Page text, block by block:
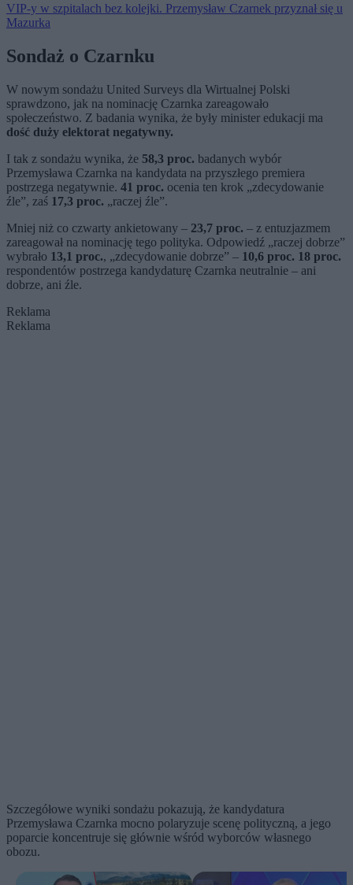
VIP-y w szpitalach bez kolejki. Przemysław Czarnek przyznał się u
Mazurka
Sondaż o Czarnku
W nowym sondażu United Surveys dla Wirtualnej Polski
sprawdzono, jak na nominację Czarnka zareagowało
społeczeństwo. Z badania wynika, że były minister edukacji ma
dość duży elektorat negatywny.
I tak z sondażu wynika, że 58,3 proc. badanych wybór
Przemysława Czarnka na kandydata na przyszłego premiera
postrzega negatywnie. 41 proc. ocenia ten krok „zdecydowanie
źle”, zaś 17,3 proc. „raczej źle”.
Mniej niż co czwarty ankietowany – 23,7 proc. – z entuzjazmem
zareagował na nominację tego polityka. Odpowiedź „raczej dobrze”
wybrało 13,1 proc., „zdecydowanie dobrze” – 10,6 proc. 18 proc.
respondentów postrzega kandydaturę Czarnka neutralnie – ani
dobrze, ani źle.
Reklama
Reklama
Szczegółowe wyniki sondażu pokazują, że kandydatura
Przemysława Czarnka mocno polaryzuje scenę polityczną, a jego
poparcie koncentruje się głównie wśród wyborców własnego
obozu.